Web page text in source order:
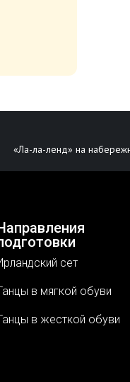
«Ла-ла-ленд» на
сет
в мягкой обуви
в жесткой обуви